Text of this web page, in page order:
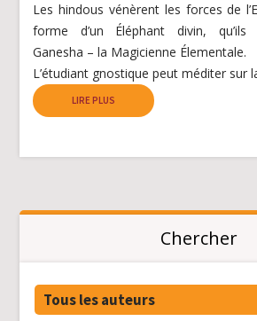
Les hindous vénèrent les forces de
forme d’un Éléphant divin, qu’ils
Ganesha – la Magicienne Élementale.
L’étudiant gnostique peut méditer sur
LIRE PLUS
Chercher
Tous les auteurs